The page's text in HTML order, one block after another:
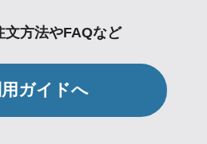
文方法やFAQなど
ガイドへ